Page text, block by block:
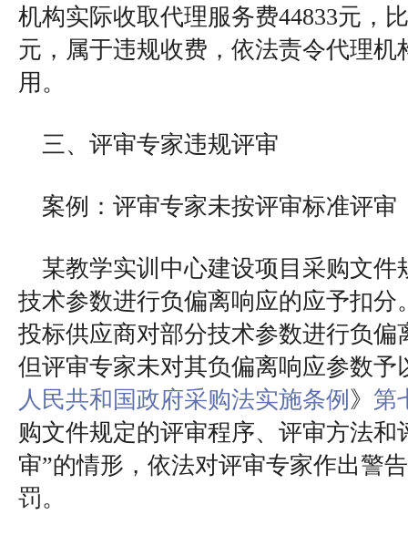
机构实际收取代理服务费44833元，
元，属于违规收费，依法责令代理机
用。
三、评审专家违规评审
案例：评审专家未按评审标准评审
某教学实训中心建设项目采购文件
技术参数进行负偏离响应的应予扣分
投标供应商对部分技术参数进行负偏
但评审专家未对其负偏离响应参数予
人民共和国政府采购法实施条例 》 第
购文件规定的评审程序、评审方法和
审”的情形，依法对评审专家作出警
罚。